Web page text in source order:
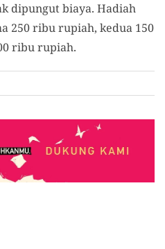
dipungut biaya. Hadiah
250 ribu rupiah, kedua 150
ribu rupiah.